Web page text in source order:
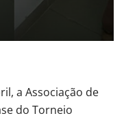
a Associação de
do Torneio